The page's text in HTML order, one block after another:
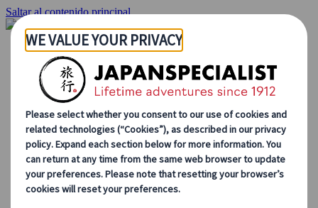
Saltar al contenido principal
Inicio
Viajes
Viajes a medida
Viajes de autor
Fly & Drive
Circuitos organizados
Excursiones
Tours de grupo a medida
Japan Rail Pass
Cómo trabajamos
Sobre nosotros
Nuestro equipo